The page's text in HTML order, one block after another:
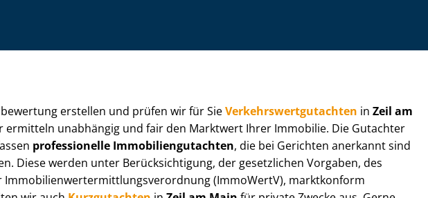
erstellen und prüfen wir für SieVer­kehrs­wert­gut­ach­ten inZeil am
ermitteln unabhängig und fair den Marktwert Ihrer Immobilie. Die Gutachter
professionelle Im­mo­bi­li­en­gut­ach­ten, die bei Gerichten anerkannt sind
Diese werden unter Be­rück­sich­ti­gung, der gesetzlichen Vorgaben, des
Im­mo­bi­li­en­wert­ermitt­lungs­ver­ord­nung (ImmoWertV), marktkonform